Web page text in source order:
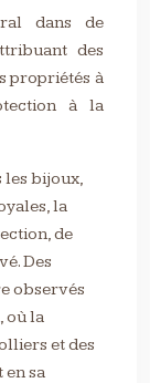
dans de
des
propriétés à
à la
les bijoux,
la
de
Des
observés
où la
et des
en sa